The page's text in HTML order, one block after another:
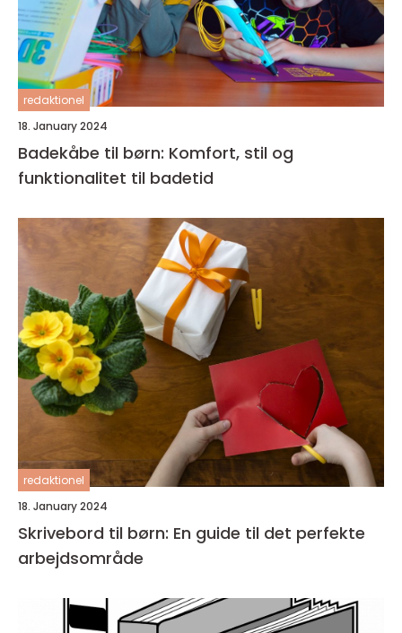
redaktionel
18. January 2024
Badekåbe til børn: Komfort, stil og
funktionalitet til badetid
redaktionel
18. January 2024
Skrivebord til børn: En guide til det perfekte
arbejdsområde